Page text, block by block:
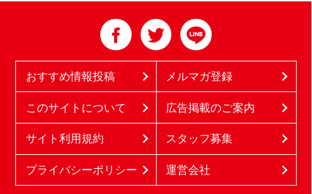
おすすめ情報投稿 メルマガ登録
このサイトについて 広告掲載のご案内
サイト利用規約 スタッフ募集
プライバシーポリシー 運営会社